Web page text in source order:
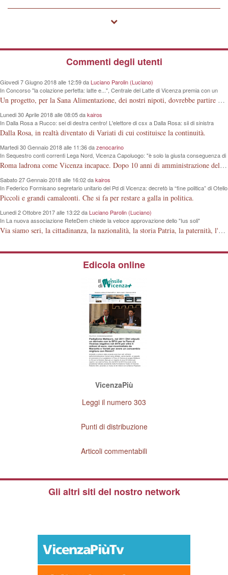
Commenti degli utenti
Giovedi 7 Giugno 2018 alle 12:59 daLuciano Parolin (Luciano)
In Concorso "la colazione perfetta: latte e...", Centrale del Latte di Vicenza premia con un
iPad Primaria "G. Rodari" e altre 4 scuole
Un progetto, per la Sana Alimentazione, dei nostri nipoti, dovrebbe partire dalla conoscenza della Mucca da Latte. La Vacca che produce la materia prima. Meno lezioni, più visioni dirette.
Lunedi 30 Aprile 2018 alle 08:05 dakairos
In Dalla Rosa a Rucco: sei di destra centro! L'elettore di csx a Dalla Rosa: sii di sinistra
centro!
Dalla Rosa, in realtà diventato di Variati di cui costituisce la continuità.
Martedi 30 Gennaio 2018 alle 11:36 dazenocarino
In Sequestro conti correnti Lega Nord, Vicenza Capoluogo: "è solo la giusta conseguenza di
un modo sbagliato di intendere la politica"
Roma ladrona come Vicenza incapace. Dopo 10 anni di amministrazione della nostra Città, questi signori guardano la lontana "luna e non il dito", che hanno davanti agli occhi.
Sabato 27 Gennaio 2018 alle 16:02 dakairos
In Federico Formisano segretario unitario del Pd di Vicenza: decretò la “fine politica” di Otello
Dalla Rosa, ora lo accompagnerà per le amministrative 2018
Piccoli e grandi camaleonti. Che si fa per restare a galla in politica.
Lunedi 2 Ottobre 2017 alle 13:22 daLuciano Parolin (Luciano)
In La nuova associazione ReteDem chiede la veloce approvazione dello "Ius soli"
Via siamo seri, la cittadinanza, la nazionalità, la storia Patria, la paternità, l'articolo 29 della Costituzione della Repubblica Italiana, è fatta dagli Italiani ! Mio bisnonno, poi mio nonno, poi mio padre, in 150 anni, hanno costruito la Nazione Italiana. La Guerra 15-18 con milioni di morti a cosa è servita? A niente ? Dove erano i Nostri sapientoni nel 1848, dove erano nel 1915 e via discorrendo? Si deve o meno essere orgogliosi di appartenere alla STIRPE ITALIANA ? Siamo orgogliosi o no della FERRARI italiana ? Lo Ius solo, è una piccola porcheria "elettorale" che modifica la stessa struttura Familiare prevista dalla Costituzione. Come si fa a regalare 2000 anni di Storia ai cittadini (?) islamici, senza rendersi conto della evoluzione dei tempi, dei fatti, e di quanto questi Ci Odiano! Amen.
Edicola online
VicenzaPiù
Leggi il numero 303
Punti di distribuzione
Articoli commentabili
Gli altri siti del nostro network